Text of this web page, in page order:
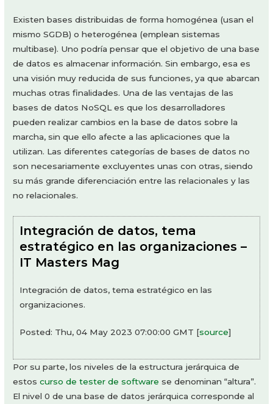
Existen bases distribuidas de forma homogénea (usan el
mismo SGDB) o heterogénea (emplean sistemas
multibase). Uno podría pensar que el objetivo de una base
de datos es almacenar información. Sin embargo, esa es
una visión muy reducida de sus funciones, ya que abarcan
muchas otras finalidades. Una de las ventajas de las
bases de datos NoSQL es que los desarrolladores
pueden realizar cambios en la base de datos sobre la
marcha, sin que ello afecte a las aplicaciones que la
utilizan. Las diferentes categorías de bases de datos no
son necesariamente excluyentes unas con otras, siendo
su más grande diferenciación entre las relacionales y las
no relacionales.
Integración de datos, tema
estratégico en las organizaciones –
IT Masters Mag
Integración de datos, tema estratégico en las
organizaciones.
Posted: Thu, 04 May 2023 07:00:00 GMT [source]
Por su parte, los niveles de la estructura jerárquica de
estoscurso de tester de software se denominan “altura”.
El nivel 0 de una base de datos jerárquica corresponde al